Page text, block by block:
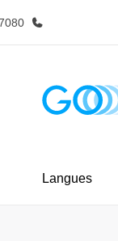
Accueil
Langues